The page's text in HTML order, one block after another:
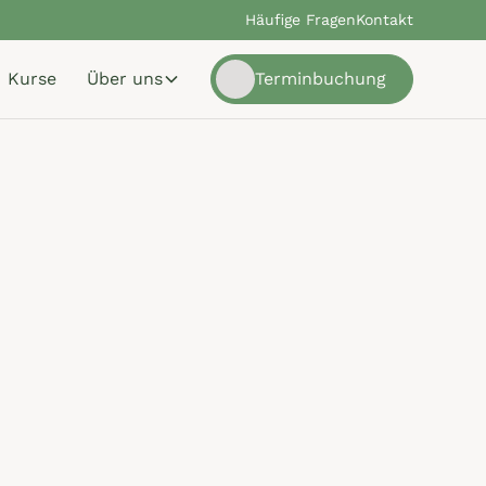
Häufige FragenKontakt
Kurse Über uns Terminbuchung